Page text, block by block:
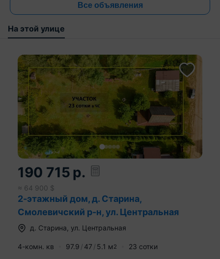
Все объявления
На этой улице
190 715 р.
≈ 64 900 $
2-этажный дом, д. Старина,
Смолевичский р-н, ул. Центральная
д. Старина ул. Центральная
4-комн. кв 97.9 47 5.1 м2 23 сотки